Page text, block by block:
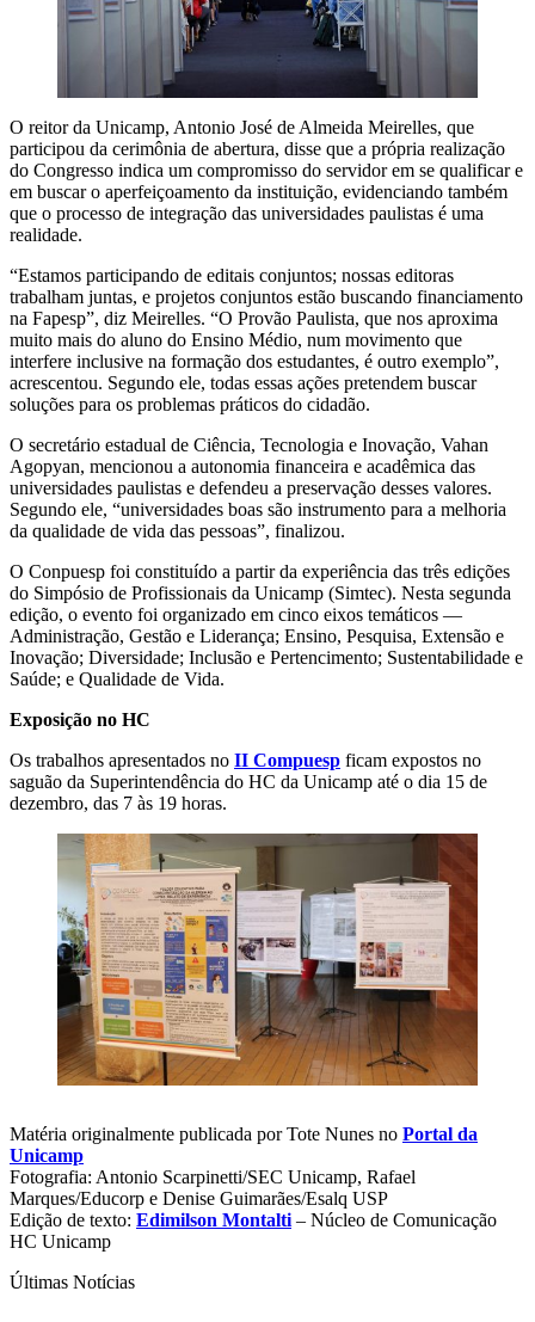
O reitor da Unicamp, Antonio José de Almeida Meirelles, que
participou da cerimônia de abertura, disse que a própria realização
do Congresso indica um compromisso do servidor em se qualificar e
em buscar o aperfeiçoamento da instituição, evidenciando também
que o processo de integração das universidades paulistas é uma
realidade.
“Estamos participando de editais conjuntos; nossas editoras
trabalham juntas, e projetos conjuntos estão buscando financiamento
na Fapesp”, diz Meirelles. “O Provão Paulista, que nos aproxima
muito mais do aluno do Ensino Médio, num movimento que
interfere inclusive na formação dos estudantes, é outro exemplo”,
acrescentou. Segundo ele, todas essas ações pretendem buscar
soluções para os problemas práticos do cidadão.
O secretário estadual de Ciência, Tecnologia e Inovação, Vahan
Agopyan, mencionou a autonomia financeira e acadêmica das
universidades paulistas e defendeu a preservação desses valores.
Segundo ele, “universidades boas são instrumento para a melhoria
da qualidade de vida das pessoas”, finalizou.
O Conpuesp foi constituído a partir da experiência das três edições
do Simpósio de Profissionais da Unicamp (Simtec). Nesta segunda
edição, o evento foi organizado em cinco eixos temáticos —
Administração, Gestão e Liderança; Ensino, Pesquisa, Extensão e
Inovação; Diversidade; Inclusão e Pertencimento; Sustentabilidade e
Saúde; e Qualidade de Vida.
Exposição no HC
Os trabalhos apresentados no II Compuesp ficam expostos no
saguão da Superintendência do HC da Unicamp até o dia 15 de
dezembro, das 7 às 19 horas.
Matéria originalmente publicada por Tote Nunes no Portal da
Unicamp
Fotografia: Antonio Scarpinetti/SEC Unicamp, Rafael
Marques/Educorp e Denise Guimarães/Esalq USP
Edição de texto: Edimilson Montalti – Núcleo de Comunicação
HC Unicamp
Últimas Notícias